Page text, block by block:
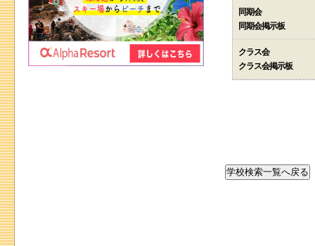
同期会
同期会掲示板
クラス会
クラス会掲示板